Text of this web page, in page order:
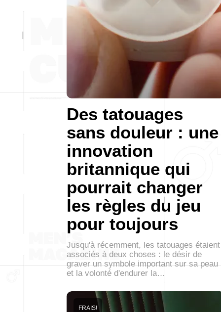
Des tatouages
sans douleur : une
innovation
britannique qui
pourrait changer
les règles du jeu
pour toujours
Jusqu'à récemment, les tatouages étaient
associés à deux choses : le désir de
graver un symbole important sur sa peau
et la volonté d'endurer la…
FRAIS!